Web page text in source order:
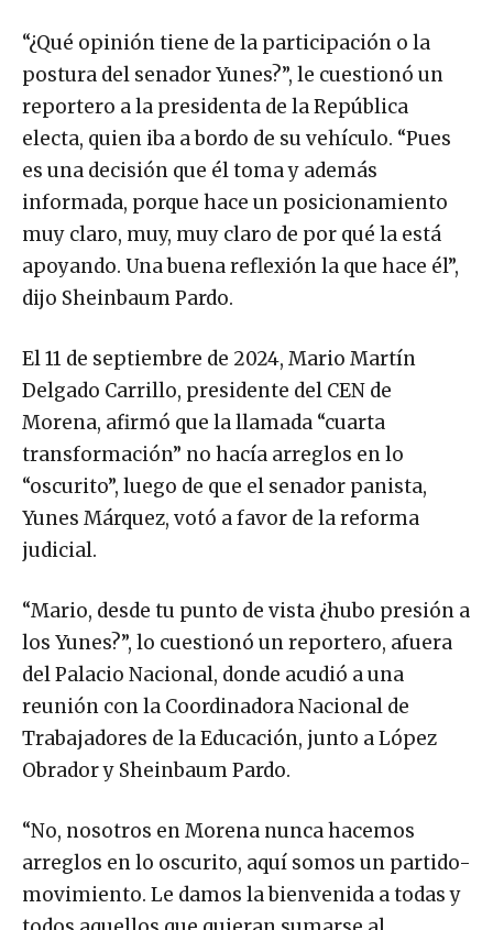
“¿Qué opinión tiene de la participación o la
postura del senador Yunes?”, le cuestionó un
reportero a la presidenta de la República
electa, quien iba a bordo de su vehículo. “Pues
es una decisión que él toma y además
informada, porque hace un posicionamiento
muy claro, muy, muy claro de por qué la está
apoyando. Una buena reflexión la que hace él”,
dijo Sheinbaum Pardo.
El 11 de septiembre de 2024, Mario Martín
Delgado Carrillo, presidente del CEN de
Morena, afirmó que la llamada “cuarta
transformación” no hacía arreglos en lo
“oscurito”, luego de que el senador panista,
Yunes Márquez, votó a favor de la reforma
judicial.
“Mario, desde tu punto de vista ¿hubo presión a
los Yunes?”, lo cuestionó un reportero, afuera
del Palacio Nacional, donde acudió a una
reunión con la Coordinadora Nacional de
Trabajadores de la Educación, junto a López
Obrador y Sheinbaum Pardo.
“No, nosotros en Morena nunca hacemos
arreglos en lo oscurito, aquí somos un partido-
movimiento. Le damos la bienvenida a todas y